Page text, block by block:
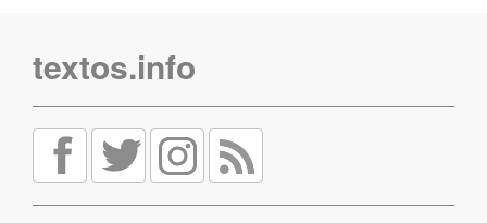
textos.info